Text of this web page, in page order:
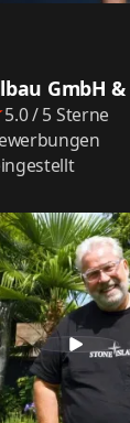
GmbH &
5.0 / 5 Sterne